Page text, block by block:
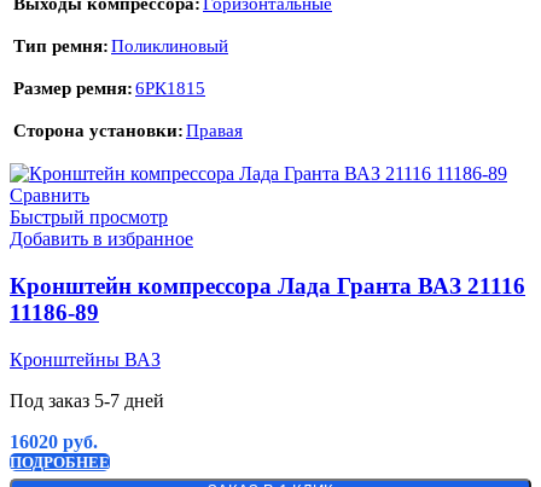
Тип ремня Поликлиновый
Размер ремня 6РК1815
Сторона установки Правая
Сравнить
Быстрый просмотр
Добавить в избранное
Кронштейн компрессора Лада Гранта ВАЗ 21116
11186-89
Кронштейны ВАЗ
Под заказ 5-7 дней
16020 руб.
ПОДРОБНЕЕ